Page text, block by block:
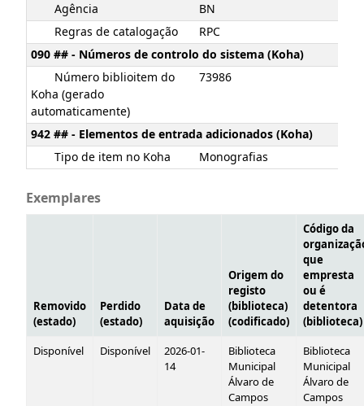
Agência
BN
Regras de catalogação
RPC
090 ## - Números de controlo do sistema (Koha)
Número biblioitem do
Koha (gerado
automaticamente)
73986
942 ## - Elementos de entrada adicionados (Koha)
Tipo de item no Koha
Monografias
Exemplares
Removido
(estado)
Perdido
(estado)
Data de
aquisição
Origem do
registo
(biblioteca)
(codificado)
Código da
que
empresta
ou é
detentora
(biblioteca)
Disponível
Disponível
2026-01-
14
Biblioteca
Municipal
Álvaro de
Campos
Biblioteca
Municipal
Álvaro de
Campos